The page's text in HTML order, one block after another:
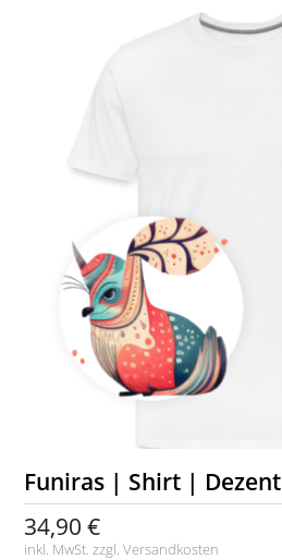
Funiras | Shirt | Dezent
34,90 €
inkl. MwSt. zzgl.Versandkosten